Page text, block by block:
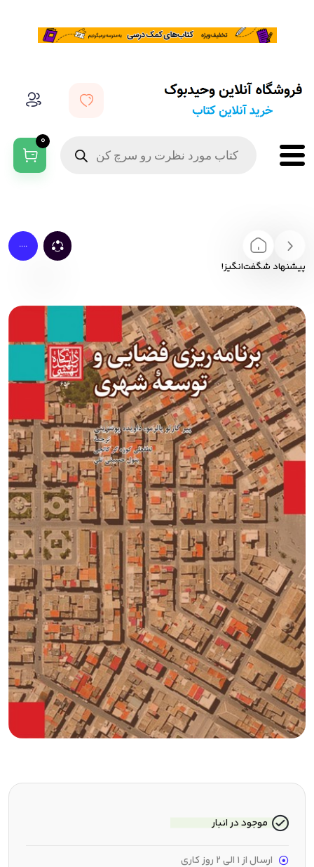
0
....
پیشنهاد شگفت‌انگیز!
موجود در انبار
ارسال از 1 الی 2 روز کاری